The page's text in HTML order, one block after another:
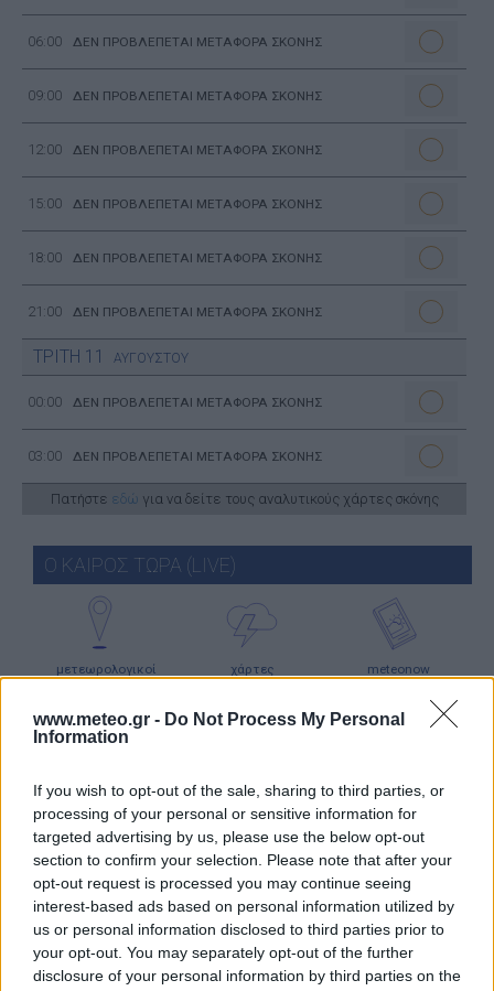
www.meteo.gr - Do Not Process My Personal
Information
If you wish to opt-out of the sale, sharing to third parties, or
processing of your personal or sensitive information for
targeted advertising by us, please use the below opt-out
section to confirm your selection. Please note that after your
opt-out request is processed you may continue seeing
interest-based ads based on personal information utilized by
us or personal information disclosed to third parties prior to
your opt-out. You may separately opt-out of the further
disclosure of your personal information by third parties on the
06:00 ΔΕΝ ΠΡΟΒΛΕΠΕΤΑΙ ΜΕΤΑΦΟΡΑ ΣΚΟΝΗΣ
09:00 ΔΕΝ ΠΡΟΒΛΕΠΕΤΑΙ ΜΕΤΑΦΟΡΑ ΣΚΟΝΗΣ
12:00 ΔΕΝ ΠΡΟΒΛΕΠΕΤΑΙ ΜΕΤΑΦΟΡΑ ΣΚΟΝΗΣ
15:00 ΔΕΝ ΠΡΟΒΛΕΠΕΤΑΙ ΜΕΤΑΦΟΡΑ ΣΚΟΝΗΣ
18:00 ΔΕΝ ΠΡΟΒΛΕΠΕΤΑΙ ΜΕΤΑΦΟΡΑ ΣΚΟΝΗΣ
21:00 ΔΕΝ ΠΡΟΒΛΕΠΕΤΑΙ ΜΕΤΑΦΟΡΑ ΣΚΟΝΗΣ
ΤΡΙΤΗ 11 ΑΥΓΟΥΣΤΟΥ
00:00 ΔΕΝ ΠΡΟΒΛΕΠΕΤΑΙ ΜΕΤΑΦΟΡΑ ΣΚΟΝΗΣ
03:00 ΔΕΝ ΠΡΟΒΛΕΠΕΤΑΙ ΜΕΤΑΦΟΡΑ ΣΚΟΝΗΣ
Πατήστε εδώ για να δείτε τους αναλυτικούς χάρτες σκόνης
Ο ΚΑΙΡΟΣ ΤΩΡΑ (LIVE)
μετεωρολογικοί
χάρτες
meteonow
κάμερες
ο καιρός
στην Ευρώπη
ο καιρός
στον κόσμο
ΧΑΡΤΕΣ ΠΡΟΓΝΩΣΗΣ
ιστιοπλοϊκοί
χάρτες
χάρτης